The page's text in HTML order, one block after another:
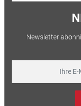
Newsletter